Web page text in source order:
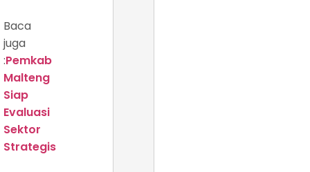
Baca
juga
:Pemkab
Malteng
Siap
Evaluasi
Sektor
Strategis